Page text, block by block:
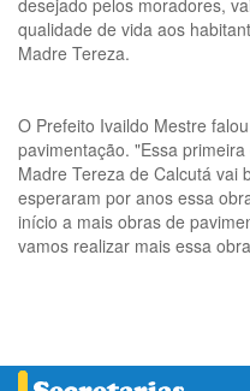
qualidade de vida aos
Madre Tereza.
O Prefeito Ivaildo Mestre
pavimentação. "Essa
Madre Tereza de Calcutá vai
esperaram por anos essa
início a mais obras de
vamos realizar mais essa